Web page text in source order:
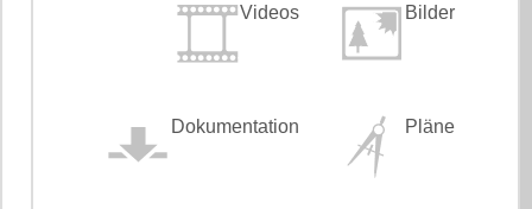
Bilder
Videos
Pläne
Dokumentation